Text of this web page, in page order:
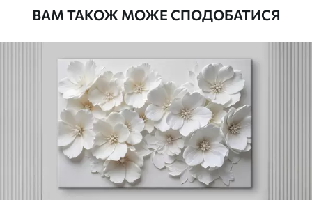
Від290.00грн
Яскраві, насичені кольори
Стійкість до вицвітання
Безпечне чорнило без запаху
Поверхня з текстурою полотна
Екологічний матеріал
.00грн
ВАМ ТАКОЖ МОЖЕ СПОДОБАТИСЯ